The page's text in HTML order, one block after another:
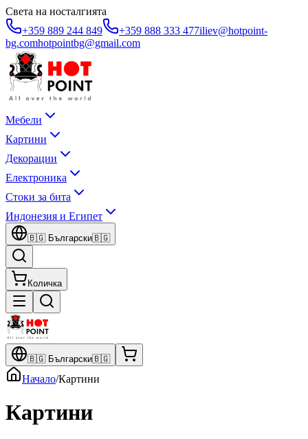
Света на носталгията
+359 889 244 849
+359 888 333 477iliev@hotpoint-
bg.comhotpointbg@gmail.com
Мебели
Картини
Декорации
Електроника
Стоки за бита
Индонезия и Египет
🇧🇬 Български🇧🇬
Количка
🇧🇬 Български🇧🇬
Начало/Картини
Картини